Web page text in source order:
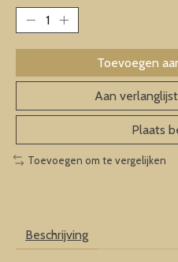
Toevoegen
Aan
Plaats
Toevoegen om te vergelijken
Beschrijving